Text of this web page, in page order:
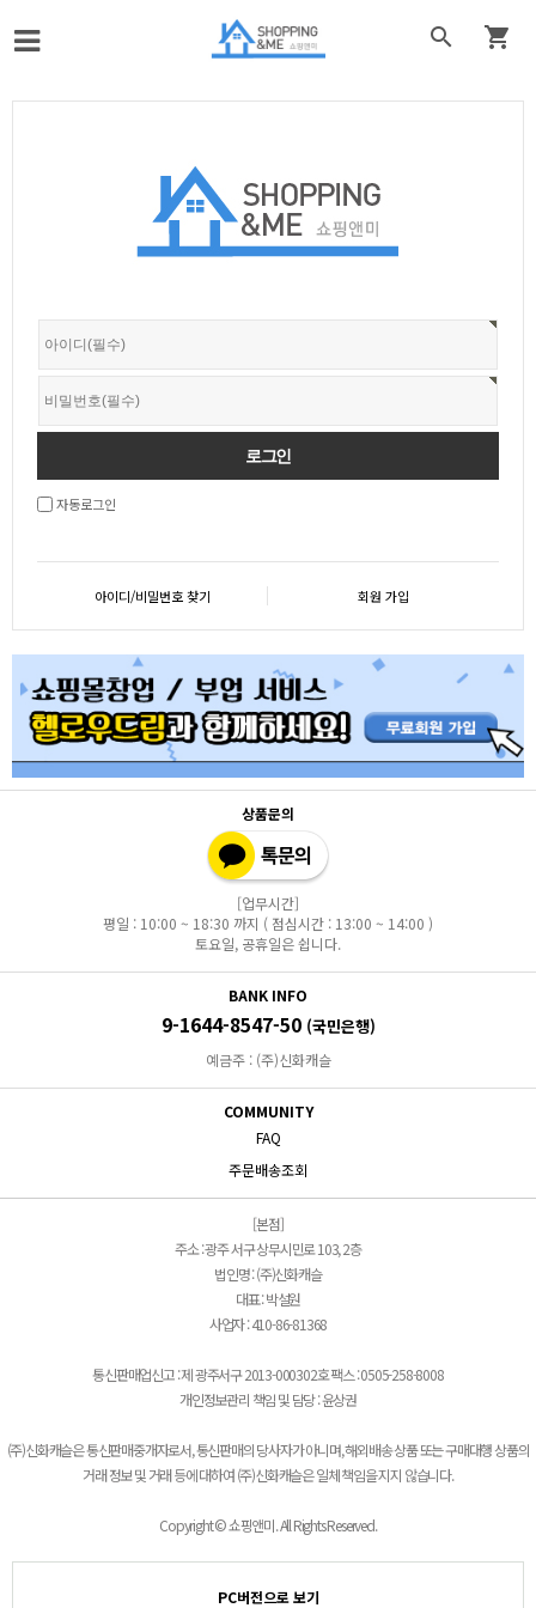
 
자동로그인
아이디/비밀번호 찾기 회원 가입
상품문의
[업무시간]
평일 : 10:00 ~ 18:30 까지 ( 점심시간 : 13:00 ~ 14:00 )
토요일, 공휴일은 쉽니다.
BANK INFO
9-1644-8547-50 (국민은행)
예금주 : (주)신화캐슬
COMMUNITY
FAQ
주문배송조회
[본점]
주소 : 광주 서구 상무시민로 103, 2층
법인명 : (주)신화캐슬
대표 : 박설원
사업자 : 410-86-81368
통신판매업신고 : 제 광주서구 2013-000302호 팩스 : 0505-258-8008
개인정보관리 책임 및 담당 : 윤상권
(주)신화캐슬은 통신판매중개자로서, 통신판매의 당사자가 아니며, 해외배송 상품 또는 구매대행 상품의
거래 정보 및 거래 등에 대하여 (주)신화캐슬은 일체 책임을 지지 않습니다.
Copyright © 쇼핑앤미. All Rights Reserved.
PC버전으로 보기